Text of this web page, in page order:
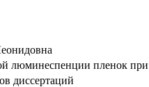
люминеспенции пленок при
диссертаций